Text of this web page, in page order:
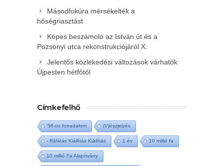
Másodfokúra mérsékelték a
hőségriasztást
Képes beszámoló az István út és a
Pozsonyi utca rekonstrukciójáról X.
Jelentős közlekedési változások várhatók
Újpesten hétfőtől
Címkefelhő
'56-os forradalom (V)észjelzés
- Rálátás Kiállítás Kiállítás 1 év 10 millió fa
10 millió Fa Alapítvány